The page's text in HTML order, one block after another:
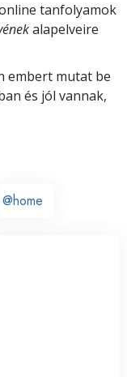
tanfolyamok
alapelveire
embert mutat be
és jól vannak,
@home